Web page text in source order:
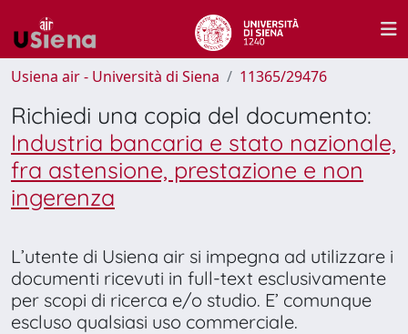
Usiena air - Università di Siena 11365/29476
Richiedi una copia del documento:
Industria bancaria e stato nazionale,
fra astensione, prestazione e non
ingerenza
L’utente di Usiena air si impegna ad utilizzare i
documenti ricevuti in full-text esclusivamente
per scopi di ricerca e/o studio. E’ comunque
escluso qualsiasi uso commerciale.